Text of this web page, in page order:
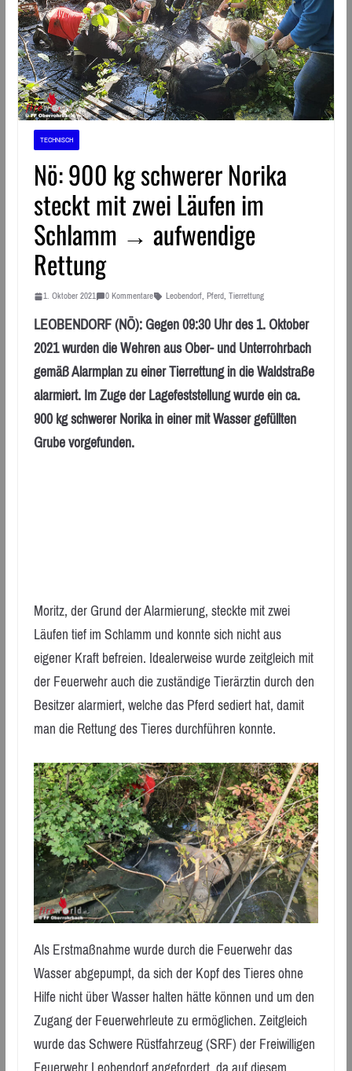
TECHNISCH
Nö: 900 kg schwerer Norika
steckt mit zwei Läufen im
Schlamm → aufwendige
Rettung
1. Oktober 2021 0 Kommentare Leobendorf, Pferd, Tierrettung
LEOBENDORF (NÖ): Gegen 09:30 Uhr des 1. Oktober
2021 wurden die Wehren aus Ober- und Unterrohrbach
gemäß Alarmplan zu einer Tierrettung in die Waldstraße
alarmiert. Im Zuge der Lagefeststellung wurde ein ca.
900 kg schwerer Norika in einer mit Wasser gefüllten
Grube vorgefunden.
Moritz, der Grund der Alarmierung, steckte mit zwei
Läufen tief im Schlamm und konnte sich nicht aus
eigener Kraft befreien. Idealerweise wurde zeitgleich mit
der Feuerwehr auch die zuständige Tierärztin durch den
Besitzer alarmiert, welche das Pferd sediert hat, damit
man die Rettung des Tieres durchführen konnte.
Als Erstmaßnahme wurde durch die Feuerwehr das
Wasser abgepumpt, da sich der Kopf des Tieres ohne
Hilfe nicht über Wasser halten hätte können und um den
Zugang der Feuerwehrleute zu ermöglichen. Zeitgleich
wurde das Schwere Rüstfahrzeug (SRF) der Freiwilligen